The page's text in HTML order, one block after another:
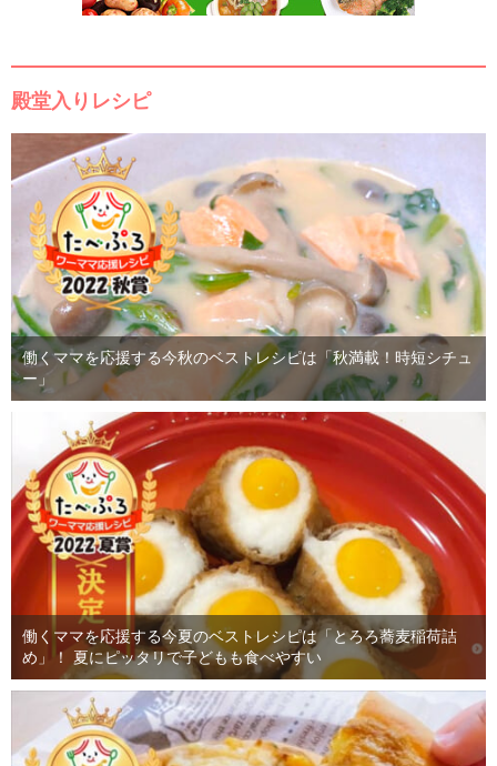
殿堂入りレシピ
働くママを応援する今秋のベストレシピは「秋満載！時短シチュ
ー」
働くママを応援する今夏のベストレシピは「とろろ蕎麦稲荷詰
め」！ 夏にピッタリで子どもも食べやすい